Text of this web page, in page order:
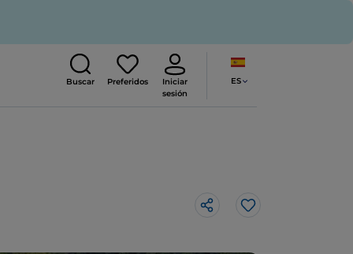
Buscar Preferidos
Iniciar
sesión
ES
Me gusta